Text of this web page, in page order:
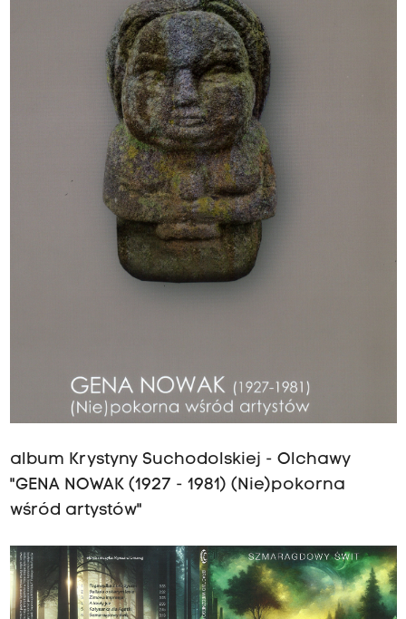
album Krystyny Suchodolskiej - Olchawy
"GENA NOWAK (1927 - 1981) (Nie)pokorna
wśród artystów"